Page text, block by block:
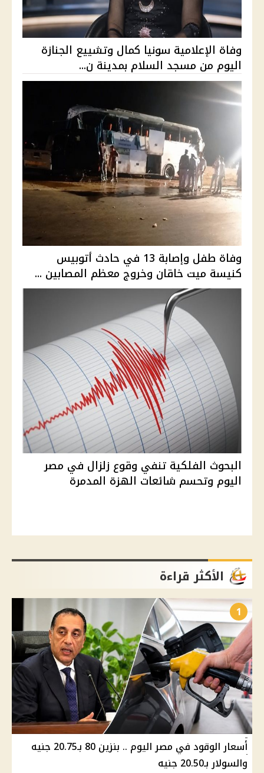
وفاة الإعلامية سونيا كمال وتشييع الجنازة
اليوم من مسجد السلام بمدينة ن...
وفاة طفل وإصابة 13 في حادث أتوبيس
كنيسة ميت خاقان وخروج معظم المصابين ...
البحوث الفلكية تنفي وقوع زلزال في مصر
اليوم وتحسم شائعات الهزة المدمرة
الأكثر قراءة
1
أسعار الوقود في مصر اليوم .. بنزين 80 بـ20.75 جنيه
والسولار بـ20.50 جنيه